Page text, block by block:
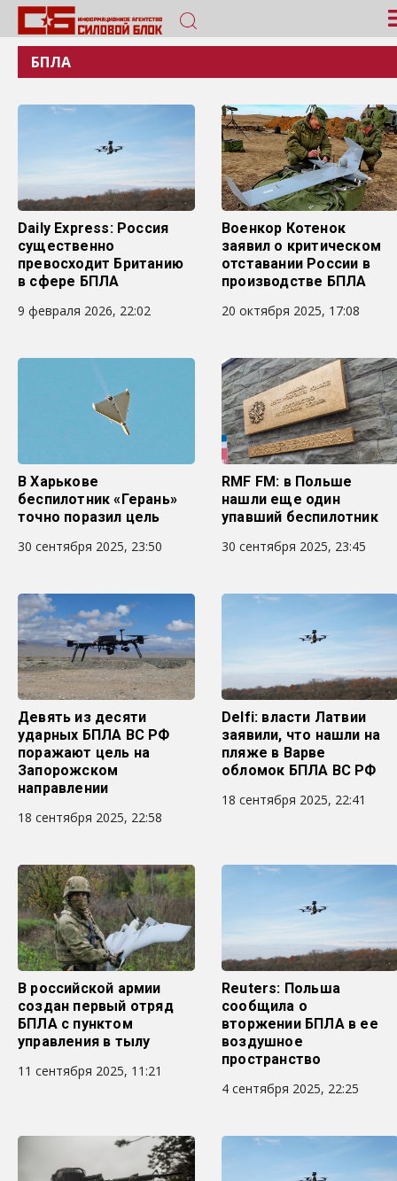
БПЛА
Daily Express: Россия
существенно
превосходит Британию
в сфере БПЛА
9 февраля 2026, 22:02
Военкор Котенок
заявил о критическом
отставании России в
производстве БПЛА
20 октября 2025, 17:08
В Харькове
беспилотник «Герань»
точно поразил цель
30 сентября 2025, 23:50
RMF FM: в Польше
нашли еще один
упавший беспилотник
30 сентября 2025, 23:45
Девять из десяти
ударных БПЛА ВС РФ
поражают цель на
Запорожском
направлении
18 сентября 2025, 22:58
Delfi: власти Латвии
заявили, что нашли на
пляже в Варве
обломок БПЛА ВС РФ
18 сентября 2025, 22:41
В российской армии
создан первый отряд
БПЛА с пунктом
управления в тылу
11 сентября 2025, 11:21
Reuters: Польша
сообщила о
вторжении БПЛА в ее
воздушное
пространство
4 сентября 2025, 22:25